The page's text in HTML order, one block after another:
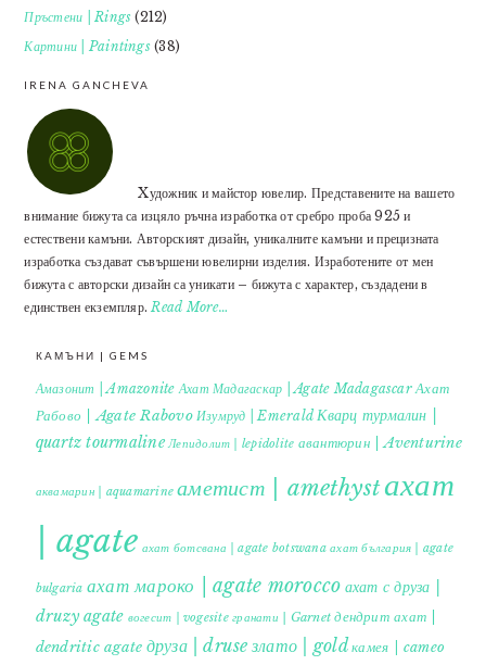
Пръстени | Rings (212)
Картини | Paintings(38)
IRENA GANCHEVA
Xудожник и майстор ювелир. Представените на вашето
внимание бижута са изцяло ръчна изработка от сребро проба 925 и
естествени камъни. Авторският дизайн, уникалните камъни и прецизната
изработка създават съвършени ювелирни изделия. Изработените от мен
бижута с авторски дизайн са уникати – бижута с характер, създадени в
единствен екземпляр. Read More…
КАМЪНИ | GEMS
Амазонит | Amazonite Ахат Мадагаскар | Agate Madagascar Ахат
Рабово | Agate Rabovo Изумруд | Emerald Кварц турмалин |
quartz tourmaline Лепидолит | lepidolite авантюрин | Aventurine
аквамарин | aquamarine аметист | amethystахат
| agate ахат ботсвана | agate botswana ахат българия | agate
bulgaria ахат мароко | agate morocco ахат с друза |
druzy agate вогесит | vogesite гранати | Garnet дендрит ахат |
dendritic agate друза | druse злато | gold камея | cameo